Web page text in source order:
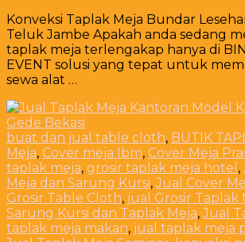
Konveksi Taplak Meja Bundar
Teluk Jambe Apakah anda sedang
taplak meja terlengakap hanya di
EVENT solusi yang tepat untuk
sewa alat …
buat dan jual table cloth, BUTIK
Meja, Cover meja Ibm, Cover Meja
taplak meja, grosir taplak meja hotel ,
Meja dan Sarung Kursi,Jual Cover
Grosir Table Cloth, jual Grosir Taplak
Sarung Kursi dan Taplak Meja,Jual
taplak meja makan, jual taplak meja